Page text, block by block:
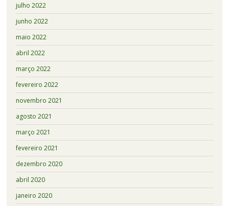
julho 2022
junho 2022
maio 2022
abril 2022
março 2022
fevereiro 2022
novembro 2021
agosto 2021
março 2021
fevereiro 2021
dezembro 2020
abril 2020
janeiro 2020